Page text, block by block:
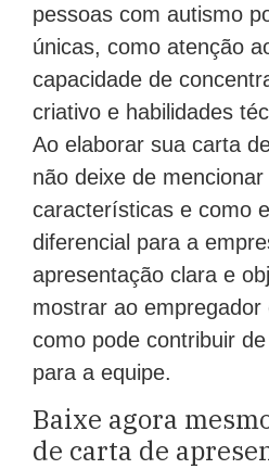
pessoas com autismo
únicas, como atenção
capacidade de
criativo e habilidades
Ao elaborar sua carta
não deixe de
características e como
diferencial para a
apresentação clara e
mostrar ao
como pode contribuir
para a equipe.
Baixe agora
de carta de